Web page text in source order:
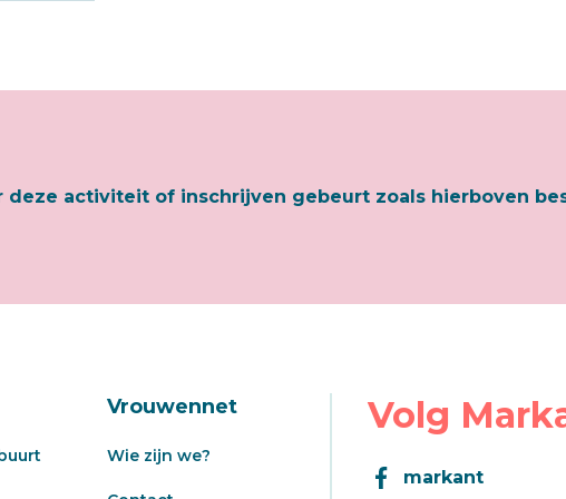
activiteit of inschrijven gebeurt zoals hierboven
Vrouwennet
Wie zijn we?
Volg
markant